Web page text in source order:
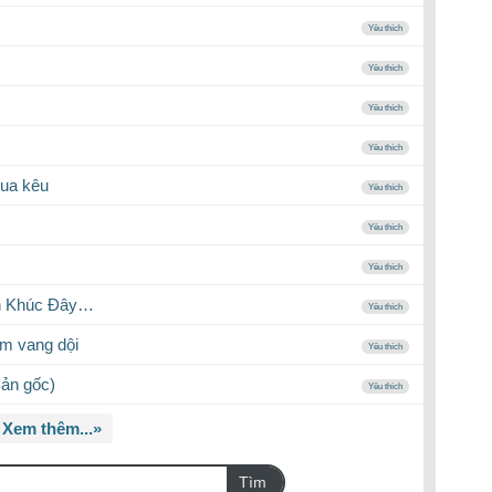
Yêu thích
Yêu thích
Yêu thích
Yêu thích
kêu Yêu thích
Yêu thích
Yêu thích
Khúc Đây… Yêu thích
vang dội Yêu thích
gốc) Yêu thích
Xem thêm...»
Tìm